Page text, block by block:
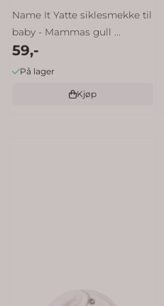
Name It Yatte siklesmekke til
baby - Mammas gull ...
59,-
På lager
Kjøp